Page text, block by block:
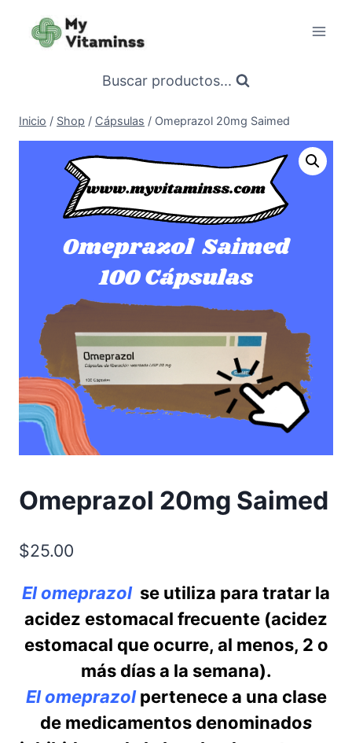
contenido
Buscar productos...
Inicio / Shop / Cápsulas / Omeprazol 20mg Saimed
Omeprazol 20mg Saimed
$25.00
El omeprazol se utiliza para tratar la
acidez estomacal frecuente (acidez
estomacal que ocurre, al menos, 2 o
más días a la semana).
El omeprazolpertenece a una clase
de medicamentos denominados